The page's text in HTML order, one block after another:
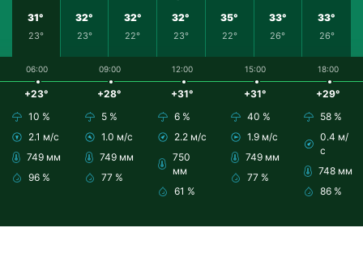
31°
23°
32°
23°
32°
22°
32°
23°
35°
22°
33°
26°
33°
26°
06:00
+23°
10 %
2.1 м/с
749 мм
96 %
09:00
+28°
5 %
1.0 м/с
749 мм
77 %
12:00
+31°
6 %
2.2 м/с
750
мм
61 %
15:00
+31°
40 %
1.9 м/с
749 мм
77 %
18:00
+29°
58 %
0.4 м/
с
748 мм
86 %